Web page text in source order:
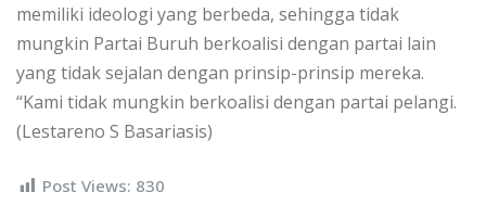
memiliki ideologi yang berbeda, sehingga tidak
mungkin Partai Buruh berkoalisi dengan partai lain
yang tidak sejalan dengan prinsip-prinsip mereka.
“Kami tidak mungkin berkoalisi dengan partai pelangi.
(Lestareno S Basariasis)
Post Views: 830